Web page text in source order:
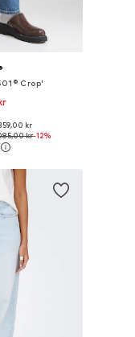
Crop'
storlekar
kr
kr-12%